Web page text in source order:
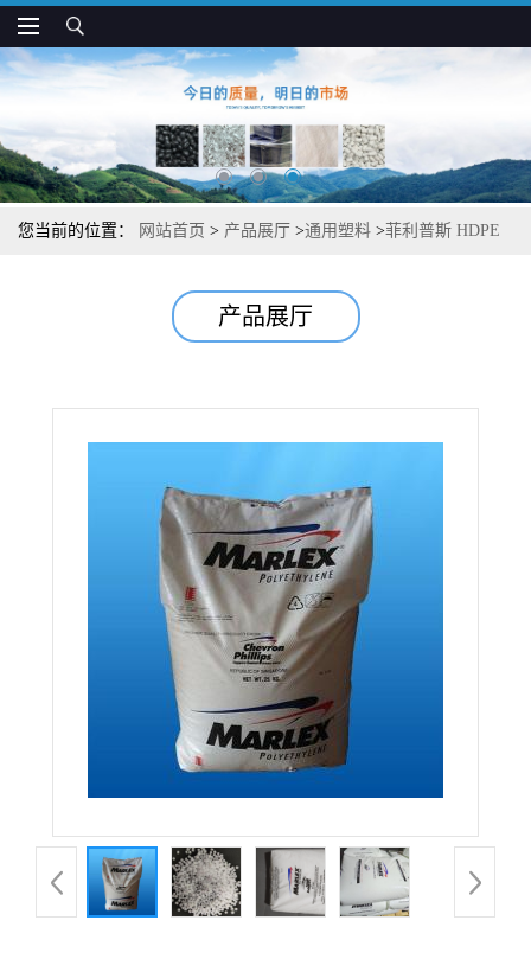
您当前的位置： 网站首页 > 产品展厅 >通用塑料 >菲利普斯 HDPE
产品展厅